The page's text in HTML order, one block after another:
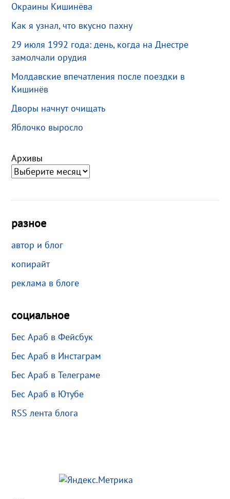
Окраины Кишинёва
Как я узнал, что вкусно пахну
29 июля 1992 года: день, когда на Днестре
замолчали орудия
Молдавские впечатления после поездки в
Кишинёв
Дворы начнут очищать
Яблочко выросло
Архивы
разное
автор и блог
копирайт
реклама в блоге
социальное
Бес Араб в Фейсбук
Бес Араб в Инстаграм
Бес Араб в Телеграме
Бес Араб в Ютубе
RSS лента блога